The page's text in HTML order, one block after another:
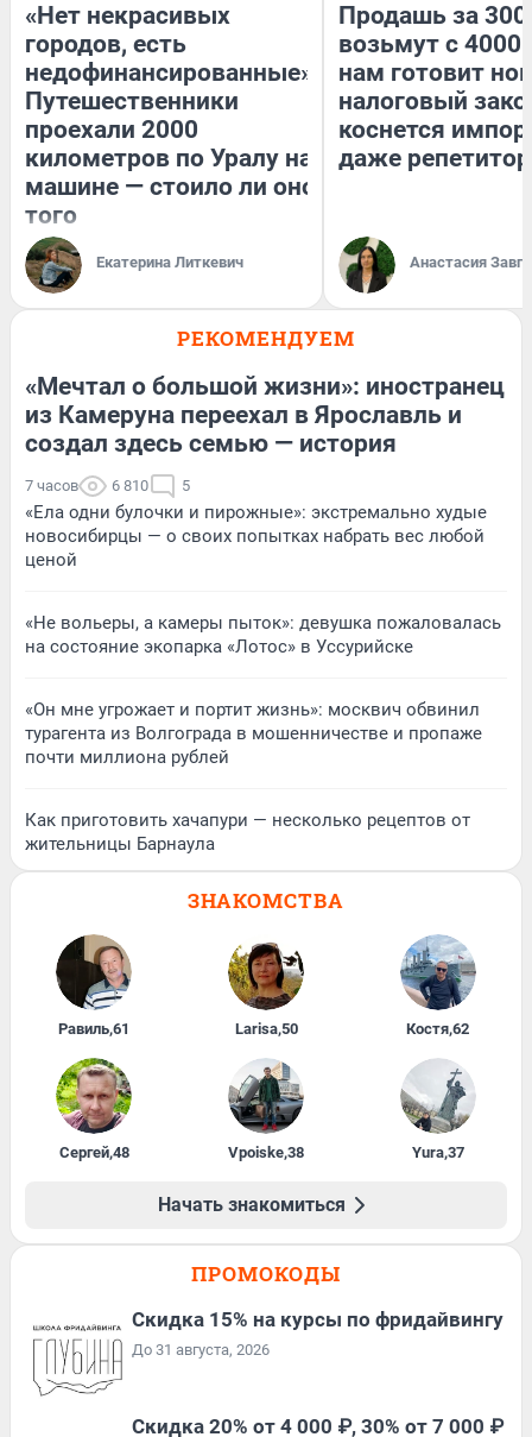
«Нет некрасивых
городов, есть
недофинансированные».
Путешественники
проехали 2000
километров по Уралу на
машине — стоило ли оно
того
Екатерина Литкевич
Продашь за
возьмут с
нам готовит
налоговый
коснется
даже
Анастасия
РЕКОМЕНДУЕМ
«Мечтал о большой жизни»: иностранец
из Камеруна переехал в Ярославль и
создал здесь семью — история
7 часов 6 810 5
«Ела одни булочки и пирожные»: экстремально худые
новосибирцы — о своих попытках набрать вес любой
ценой
«Не вольеры, а камеры пыток»: девушка пожаловалась
на состояние экопарка «Лотос» в Уссурийске
«Он мне угрожает и портит жизнь»: москвич обвинил
турагента из Волгограда в мошенничестве и пропаже
почти миллиона рублей
Как приготовить хачапури — несколько рецептов от
жительницы Барнаула
ЗНАКОМСТВА
Равиль,61 Larisa,50 Костя,62
Сергей,48 Vpoiske,38 Yura,37
Начать знакомиться
ПРОМОКОДЫ
Скидка 15% на курсы по фридайвингу
До 31 августа, 2026
Скидка 20% от 4 000 ₽, 30% от 7 000 ₽